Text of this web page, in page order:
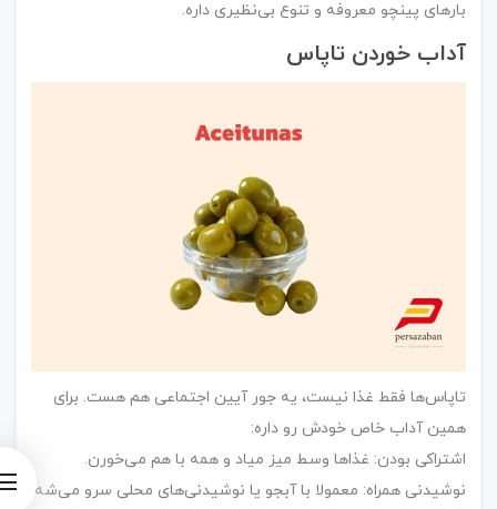
بارهای پینچو معروفه و تنوع بی‌نظیری داره.
آداب خوردن تاپاس
تاپاس‌ها فقط غذا نیست، یه جور آیین اجتماعی هم هست. برای
همین آداب خاص خودش رو داره:
اشتراکی بودن: غذاها وسط میز میاد و همه با هم می‌خورن.
نوشیدنی همراه: معمولا با آبجو یا نوشیدنی‌های محلی سرو می‌شه.